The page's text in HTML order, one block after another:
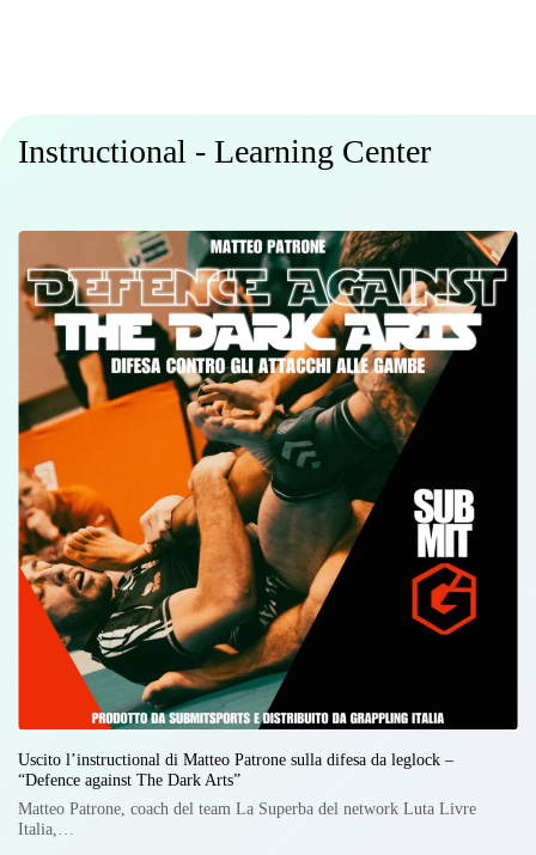
Instructional - Learning Center
Uscito l’instructional di Matteo Patrone sulla difesa da leglock –
“Defence against The Dark Arts”
Matteo Patrone, coach del team La Superba del network Luta Livre
Italia,…